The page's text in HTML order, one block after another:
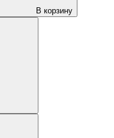
В корзину